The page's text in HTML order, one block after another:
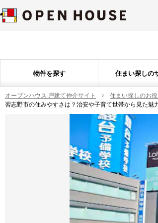
物件を探す 住まい探しの
オープンハウス 戸建て仲介サイト 住まい探しのお
習志野市の住みやすさは？治安や子育て世帯から見た魅